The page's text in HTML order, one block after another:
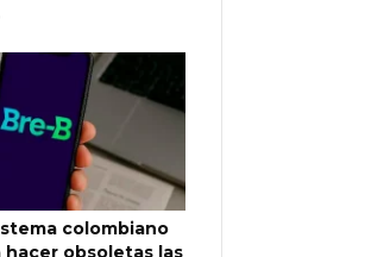
colombiano